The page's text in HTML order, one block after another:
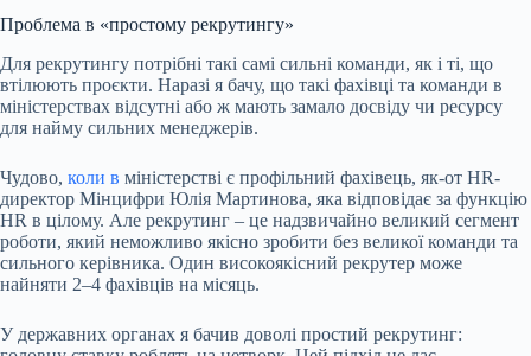
Проблема в «простому рекрутингу»
Для рекрутингу потрібні такі самі сильні команди, як і ті, що
втілюють проєкти. Наразі я бачу, що такі фахівці та команди в
міністерствах відсутні або ж мають замало досвіду чи ресурсу
для найму сильних менеджерів.
Чудово, коли в міністерстві є профільний фахівець, як-от HR-
директор Мінцифри Юлія Мартинова, яка відповідає за функцію
HR в цілому. Але рекрутинг – це надзвичайно великий сегмент
роботи, який неможливо якісно зробити без великої команди та
сильного керівника. Один високоякісний рекрутер може
найняти 2–4 фахівців на місяць.
У державних органах я бачив доволі простий рекрутинг: